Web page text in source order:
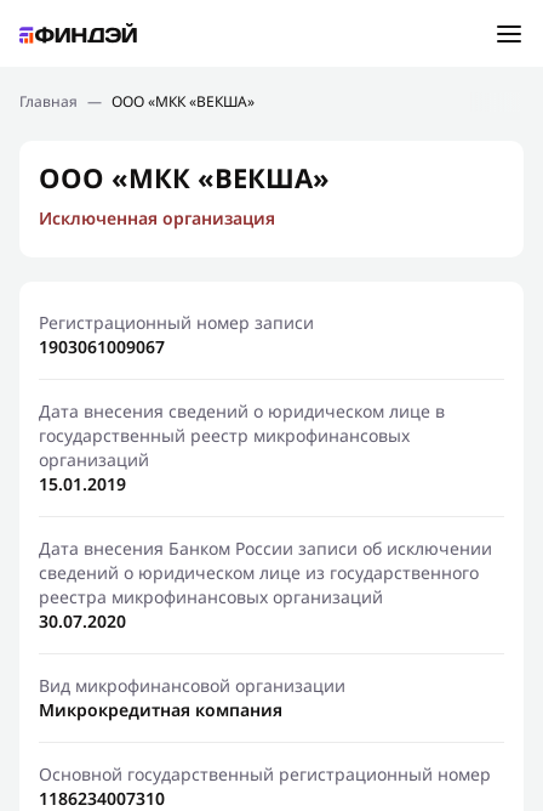
Подбор займа
Новости
Финансовое просвещение
Главная — ООО «МКК «ВЕКША»
ООО «МКК «ВЕКША»
Исключенная организация
Регистрационный номер записи
1903061009067
Дата внесения сведений о юридическом лице в
государственный реестр микрофинансовых
организаций
15.01.2019
Дата внесения Банком России записи об исключении
сведений о юридическом лице из государственного
реестра микрофинансовых организаций
30.07.2020
Вид микрофинансовой организации
Микрокредитная компания
Основной государственный регистрационный номер
1186234007310
Ошибка:Контактная форма не найдена.
Спасибо, что написали нам
Мы свяжемся с Вами в ближайшее время и сообщим
результат
Отправить новый запрос